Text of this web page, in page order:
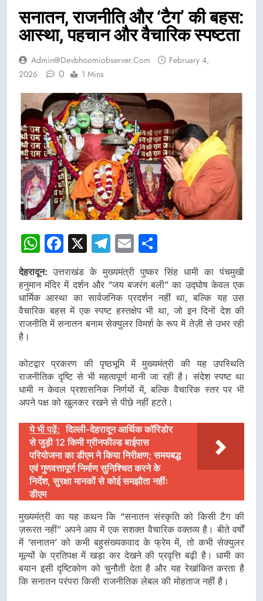
सनातन, राजनीति और ‘टैग’ की बहस:
आस्था, पहचान और वैचारिक स्पष्टता
Admin@devbhoomiobserver.com
February 4,
2026
0 1 Mins
WhatsApp
Facebook
X Telegram
Email
देहरादून:उत्तराखंड के मुख्यमंत्री पुष्कर सिंह धामी का पंचमुखी
हनुमान मंदिर में दर्शन और “जय बजरंग बली” का उद्घोष केवल एक
धार्मिक आस्था का सार्वजनिक प्रदर्शन नहीं था, बल्कि यह उस
वैचारिक बहस में एक स्पष्ट हस्तक्षेप भी था, जो इन दिनों देश की
राजनीति में सनातन बनाम सेक्युलर विमर्श के रूप में तेज़ी से उभर रही
है।
कोटद्वार प्रकरण की पृष्ठभूमि में मुख्यमंत्री की यह उपस्थिति
राजनीतिक दृष्टि से भी महत्वपूर्ण मानी जा रही है। संदेश स्पष्ट था
धामी न केवल प्रशासनिक निर्णयों में, बल्कि वैचारिक स्तर पर भी
अपने पक्ष को खुलकर रखने से पीछे नहीं हटते।
ये भी पढ़ें: दिल्ली-देहरादून आर्थिक कॉरिडोर
से जुड़ी 12 किमी ग्रीनफील्ड बाईपास
परियोजना का डीएम ने किया निरीक्षण; समयबद्ध
एवं गुणवत्तापूर्ण निर्माण सुनिश्चित करने के
निर्देश, सुरक्षा मानकों से कोई समझौता नहींः
डीएम
मुख्यमंत्री का यह कथन कि “सनातन संस्कृति को किसी टैग की
ज़रूरत नहीं” अपने आप में एक सशक्त वैचारिक वक्तव्य है। बीते वर्षों
में ‘सनातन’ को कभी बहुसंख्यकवाद के फ्रेम में, तो कभी सेक्युलर
मूल्यों के प्रतिपक्ष में खड़ा कर देखने की प्रवृत्ति बढ़ी है। धामी का
बयान इसी दृष्टिकोण को चुनौती देता है और यह रेखांकित करता है
कि सनातन परंपरा किसी राजनीतिक लेबल की मोहताज नहीं है।